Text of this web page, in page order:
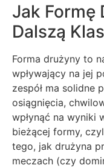
Jak Formę
Dalszą
Forma drużyny to
wpływający na jej
zespół ma solidne
osiągnięcia,
wpłynąć na wyniki
bieżącej formy,
tego, jak drużyna
meczach (czy